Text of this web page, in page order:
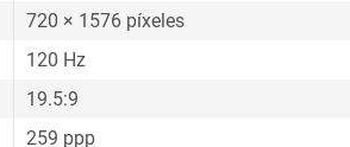
720 × 1576 píxeles
120 Hz
19.5:9
259 ppp